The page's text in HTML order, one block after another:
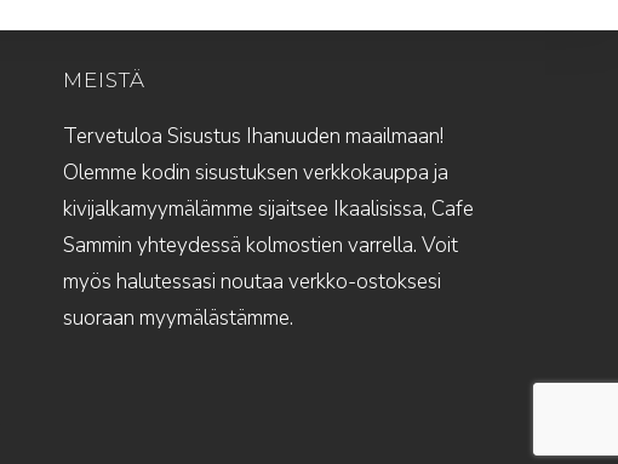
MEISTÄ
Tervetuloa Sisustus Ihanuuden maailmaan!
Olemme kodin sisustuksen verkkokauppa ja
kivijalkamyymälämme sijaitsee Ikaalisissa, Cafe
Sammin yhteydessä kolmostien varrella. Voit
myös halutessasi noutaa verkko-ostoksesi
suoraan myymälästämme.